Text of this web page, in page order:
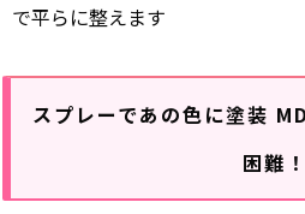
で平らに整えます
スプレーであの色に塗装
困難！